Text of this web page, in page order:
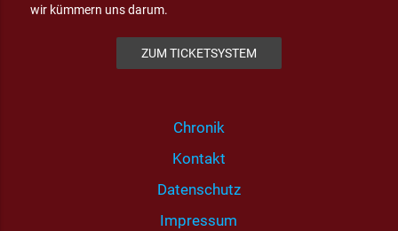
wir kümmern uns darum.
ZUM TICKETSYSTEM
Chronik
Kontakt
Datenschutz
Impressum